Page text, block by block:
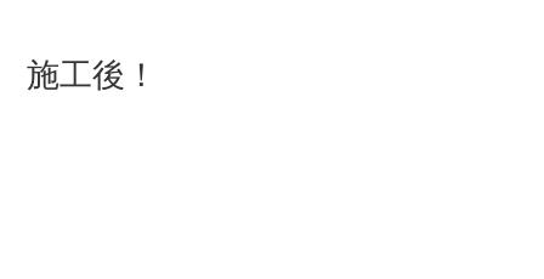
施工後！